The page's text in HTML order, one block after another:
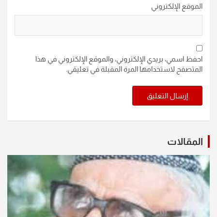
الموقع الإلكتروني
احفظ اسمي، بريدي الإلكتروني، والموقع الإلكتروني في هذا
المتصفح لاستخدامها المرة المقبلة في تعليقي.
المقالات